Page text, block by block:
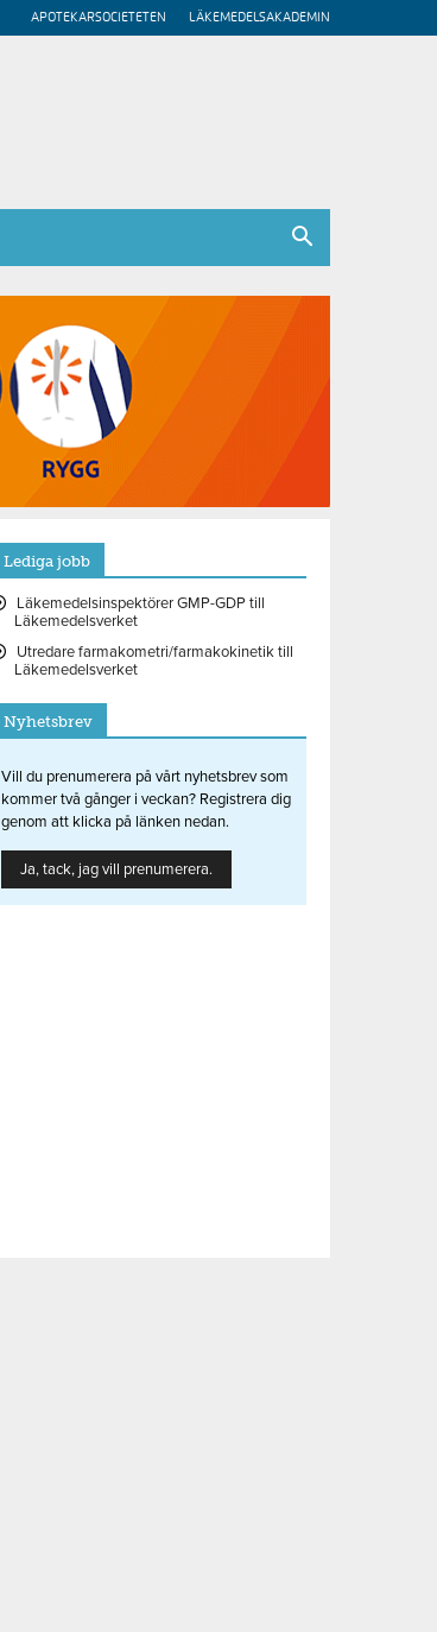
APOTEKARSOCIETETEN LÄKEMEDELSAKADEMIN
Lediga jobb
Läkemedelsinspektörer GMP-GDP till
Läkemedelsverket
Utredare farmakometri/farmakokinetik till
Läkemedelsverket
Nyhetsbrev
Vill du prenumerera på vårt nyhetsbrev som
kommer två gånger i veckan? Registrera dig
genom att klicka på länken nedan.
Ja, tack, jag vill prenumerera.